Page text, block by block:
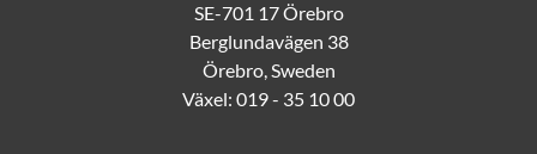
SE-701 17 Örebro
Berglundavägen 38
Örebro, Sweden
Växel: 019 - 35 10 00